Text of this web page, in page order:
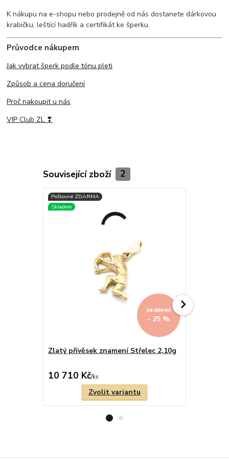
K nákupu na e-shopu nebo prodejně od nás dostanete dárkovou
krabičku, leštící hadřík a certifikát ke šperku.
Průvodce nákupem
Jak vybrat šperk podle tónu pleti
Způsob a cena doručení
Proč nakoupit u nás
VIP Club ZL ❣
Související zboží 2
14 280 Kč
- 25 %
Zlatý přívěsek znamení Střelec 2,10g
10 710 Kč/ks
Zvolit variantu